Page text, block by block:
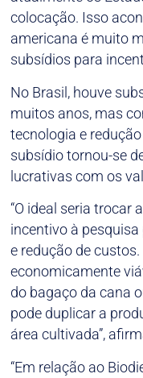
colocação. Isso
americana é muito
subsídios para
No Brasil, houve
muitos anos, mas
tecnologia e
subsídio tornou-se
lucrativas com os
“O ideal seria trocar
incentivo à
e redução de
economicamente
do bagaço da cana
pode duplicar a
área cultivada”,
“Em relação ao